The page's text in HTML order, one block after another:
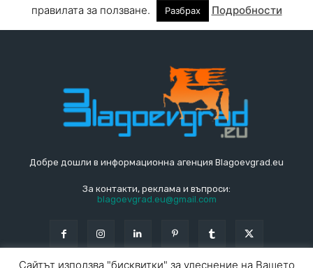
Добре дошли в информационна агенция Blagoevgrad.eu
За контакти, реклама и въпроси:
blagoevgrad.eu@gmail.com